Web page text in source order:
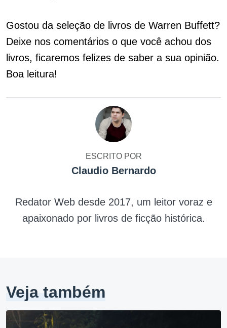
Gostou da seleção de livros de Warren Buffett?
Deixe nos comentários o que você achou dos
livros, ficaremos felizes de saber a sua opinião.
Boa leitura!
ESCRITO POR
Claudio Bernardo
Redator Web desde 2017, um leitor voraz e
apaixonado por livros de ficção histórica.
Veja também